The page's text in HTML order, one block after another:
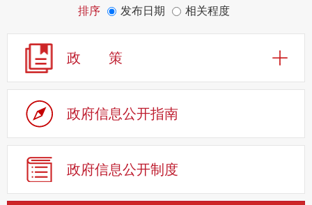
排序
发布日期 相关程度
政 策
政府信息公开指南
政府信息公开制度